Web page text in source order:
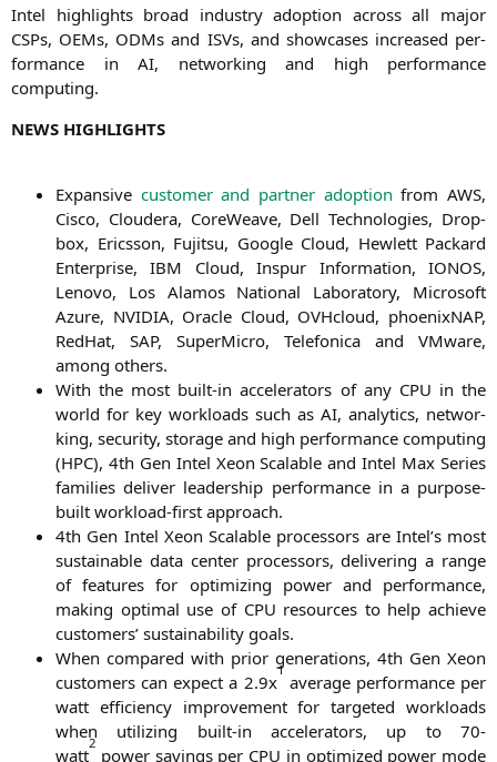
Intel high­lights broad indus­try adop­ti­on across all major
CSPs, OEMs, ODMs and ISVs, and show­ca­ses increased per­
for­mance in AI, net­wor­king and high per­for­mance
computing.
NEWS HIGHLIGHTS
Expan­si­ve cus­to­mer and part­ner adop­ti­on fromAWS,
Cis­co, Clou­de­ra, Core­Wea­ve, Dell Tech­no­lo­gies, Drop­
box, Erics­son, Fuji­tsu, Goog­le Cloud, Hew­lett Packard
Enter­pri­se,IBM Cloud, Inspur Infor­ma­ti­on,IONOS,
Leno­vo, Los Ala­mos Natio­nal Labo­ra­to­ry, Micro­soft
Azu­re, NVIDIA, Ora­cle Cloud, OVH­cloud, phoe­nix­NAP,
Red­Hat, SAP, Super­Mi­cro, Tele­fo­ni­ca and VMware,
among others.
With the most built-in acce­le­ra­tors of any CPU in the
world for key workloads such as AI, ana­ly­tics, net­wor­
king, secu­ri­ty, sto­rage and high per­for­mance com­pu­ting
(HPC), 4th Gen Intel Xeon Sca­lable and Intel Max Series
fami­lies deli­ver lea­der­ship per­for­mance in a pur­po­se-
built workload-first approach.
4th Gen Intel Xeon Sca­lable pro­ces­sors are Intel’s most
sus­tainable data cen­ter pro­ces­sors, deli­ve­ring a ran­ge
of fea­tures for opti­mi­zing power and per­for­mance,
making opti­mal use of CPU resour­ces to help achie­ve
cus­to­mers’ sus­taina­bi­li­ty goals.
When com­pared with pri­or gene­ra­ti­ons, 4th Gen Xeon
cus­to­mers can expect a 2.9x
1
avera­ge per­for­mance per
watt effi­ci­en­cy impro­ve­ment for tar­ge­ted workloads
when uti­li­zing built-in acce­le­ra­tors, up to 70-
watt
2
power savings per CPU in opti­mi­zed power mode